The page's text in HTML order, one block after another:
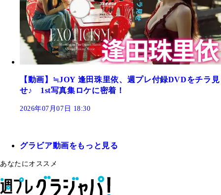
【動画】≒JOY 逢田珠里依、週プレ付録DVDをチラ見
せ♪ 1st写真集ロケに密着！
2026年07月07日 18:30
グラビア動画をもっと見る
あなたにオススメ